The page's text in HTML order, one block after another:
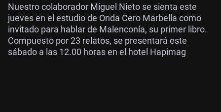
Nuestro colaborador Miguel Nieto se sienta este
jueves en el estudio de Onda Cero Marbella como
invitado para hablar de Malenconía, su primer libro.
Compuesto por 23 relatos, se presentará este
sábado a las 12.00 horas en el hotel Hapimag